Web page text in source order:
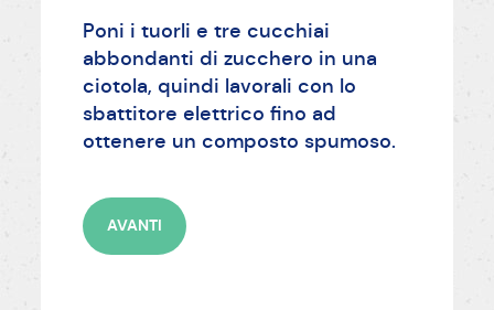
Poni i tuorli e tre cucchiai
abbondanti di zucchero in una
ciotola, quindi lavorali con lo
sbattitore elettrico fino ad
ottenere un composto spumoso.
AVANTI